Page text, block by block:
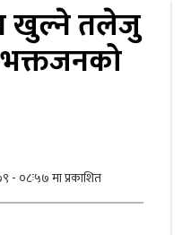
खुल्ने तलेजु
भक्तजनको
- ०८ः५७ मा प्रकाशित